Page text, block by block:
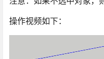
操作视频如下：